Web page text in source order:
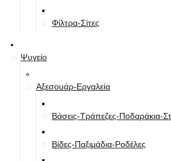
Φίλτρα-Σίτες
Ψυγείο
Αξεσουάρ-Εργαλεία
Βάσεις-Τράπεζες-Ποδαράκια-
Βίδες-Παξιμάδια-Ροδέλες